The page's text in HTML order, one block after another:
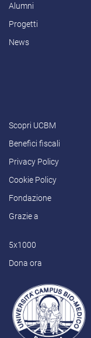
Alumni
Progetti
News
Scopri UCBM
Benefici fiscali
Privacy Policy
Cookie Policy
Fondazione
Grazie a
5x1000
Dona ora